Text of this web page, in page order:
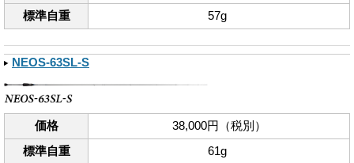
標準自重
57g
NEOS-63SL-S
価格
38,000円（税別）
標準自重
61g